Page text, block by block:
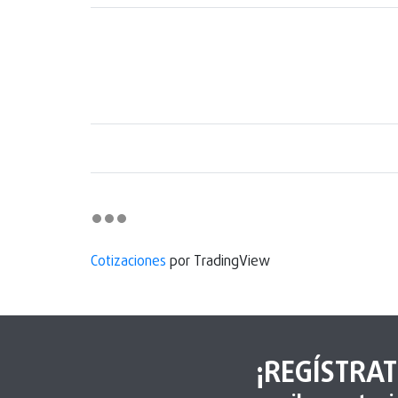
Cotizaciones por TradingView